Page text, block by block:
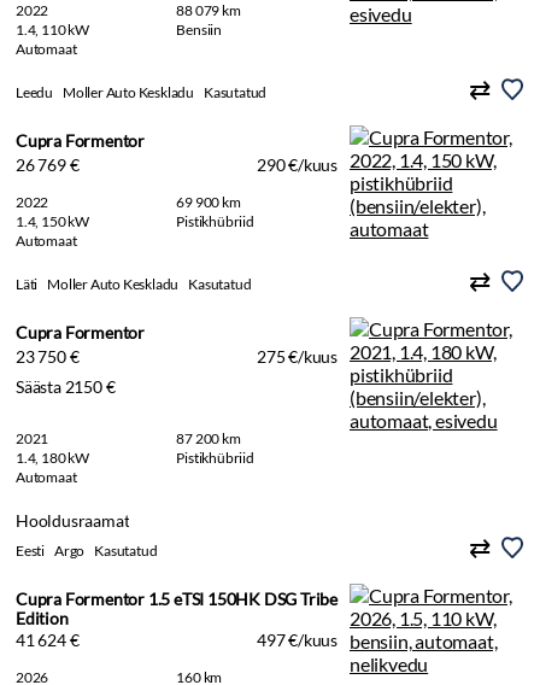
2022
88 079 km
1.4, 110 kW
Bensiin
Automaat
Leedu Moller Auto Keskladu Kasutatud
Cupra Formentor
26 769 €
290 €/kuus
2022
69 900 km
1.4, 150 kW
Pistikhübriid
Automaat
Läti Moller Auto Keskladu Kasutatud
Cupra Formentor
23 750 €
275 €/kuus
Säästa 2150 €
2021
87 200 km
1.4, 180 kW
Pistikhübriid
Automaat
Hooldusraamat
Eesti Argo Kasutatud
Cupra Formentor 1.5 eTSI 150HK DSG Tribe
Edition
41 624 €
497 €/kuus
2026 160 km